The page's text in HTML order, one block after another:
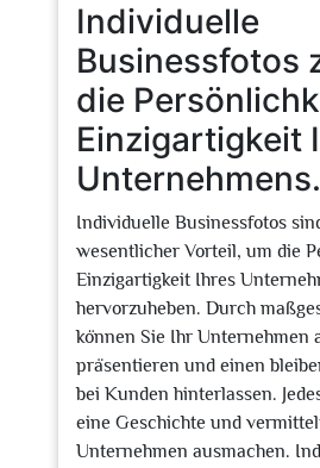
Individuelle
Businessfotos
die
Einzigartigkeit
Unternehmens.
Individuelle Businessfotos
wesentlicher Vorteil, um die
Einzigartigkeit Ihres
hervorzuheben. Durch
können Sie Ihr Unternehmen
präsentieren und einen
bei Kunden hinterlassen.
eine Geschichte und
Unternehmen ausmachen.